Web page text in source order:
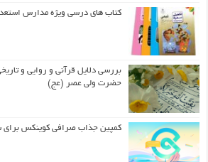
کتاب های درسی ویژه مدارس
بررسی دلایل قرآنی و روایی و
حضرت ولی عصر (عج)
کمپین جذاب صرافی کوینکس برای